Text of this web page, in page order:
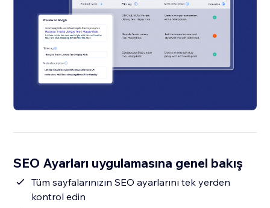
SEO Ayarları uygulamasına genel bakış
Tüm sayfalarınızın SEO ayarlarını tek yerden
kontrol edin